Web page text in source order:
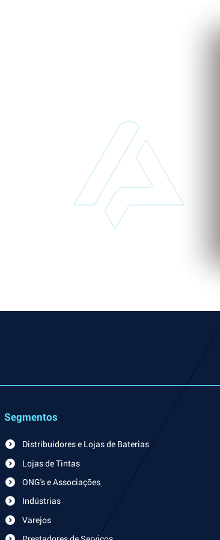
Segmentos
Distribuidores e Lojas de Baterias
Lojas de Tintas
ONG's e Associações
Indústrias
Varejos